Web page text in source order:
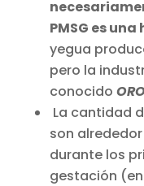
PMSG es
yegua
pero la
conocido
La cantidad
son
durante los
gestación